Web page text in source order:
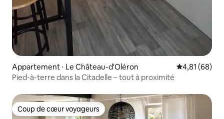
Appartement ⋅ Le Château-d'Oléron Évaluation
4,81 (68)
Pied-à-terre dans la Citadelle – tout à proximité
Coup de cœur voyageurs
Coup de cœur voyageurs